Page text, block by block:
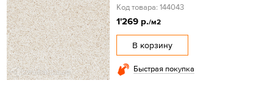
Код товара: 144043
1'269 р./м2
В корзину
Быстрая покупка